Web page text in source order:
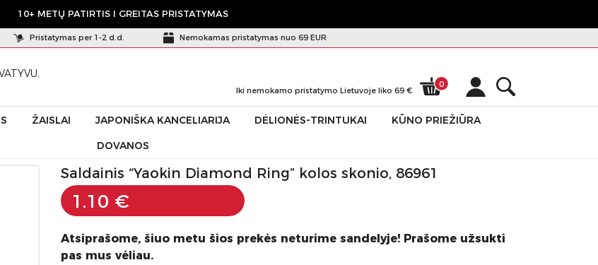
10+ METŲ PATIRTIS I GREITAS PRISTATYMAS
Pristatymas per 1-2 d.d. Nemokamas pristatymas nuo 69 EUR
Iki nemokamo pristatymo Lietuvoje liko 69 €
0
ŽAISLAI JAPONIŠKA KANCELIARIJA DĖLIONĖS-TRINTUKAI
KŪNO PRIEŽIŪRA
DOVANOS
Saldainis “Yaokin Diamond Ring” kolos skonio, 86961
Saldainis “Yaokin Diamond Ring” kolos skonio, 86961
1.10 €
Atsiprašome, šiuo metu šios prekės neturime sandelyje! Prašome užsukti
pas mus vėliau.